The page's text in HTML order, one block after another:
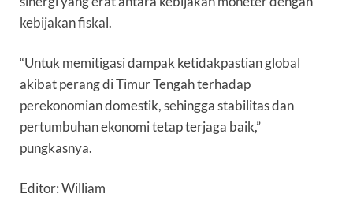
kebijakan fiskal.
“Untuk memitigasi dampak ketidakpastian global
akibat perang di Timur Tengah terhadap
perekonomian domestik, sehingga stabilitas dan
pertumbuhan ekonomi tetap terjaga baik,”
pungkasnya.
Editor: William